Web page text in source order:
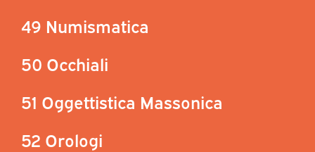
49 Numismatica
50 Occhiali
51 Oggettistica Massonica
52 Orologi